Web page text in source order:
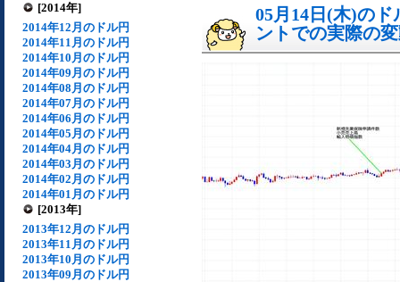
[2014年]
2014年12月のドル円
2014年11月のドル円
2014年10月のドル円
2014年09月のドル円
2014年08月のドル円
2014年07月のドル円
2014年06月のドル円
2014年05月のドル円
2014年04月のドル円
2014年03月のドル円
2014年02月のドル円
2014年01月のドル円
[2013年]
2013年12月のドル円
2013年11月のドル円
2013年10月のドル円
2013年09月のドル円
05月14日(木)の
ントでの実際の